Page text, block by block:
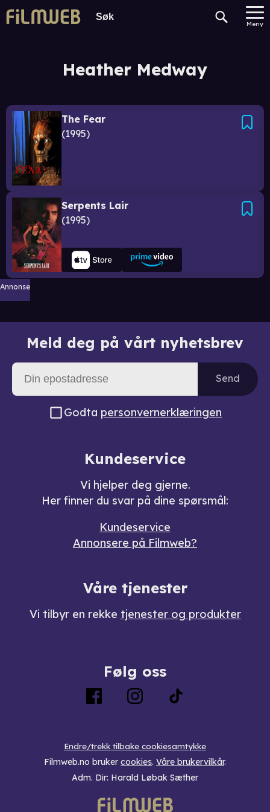
Meny
Heather Medway
The Fear
1995
Serpents Lair
1995
Annonse
Meld deg på vårt nyhetsbrev
Send
Godta personvernerklæringen
Kundeservice
Vi hjelper deg gjerne.
Her finner du svar på dine spørsmål:
Kundeservice
Annonsere på Filmweb?
Våre tjenester
Vi tilbyr en rekke tjenester og produkter
Følg oss
Endre/trekk tilbake cookiesamtykke
Filmweb.no bruker cookies. Våre brukervilkår.
Adm. Dir: Harald Løbak Sæther